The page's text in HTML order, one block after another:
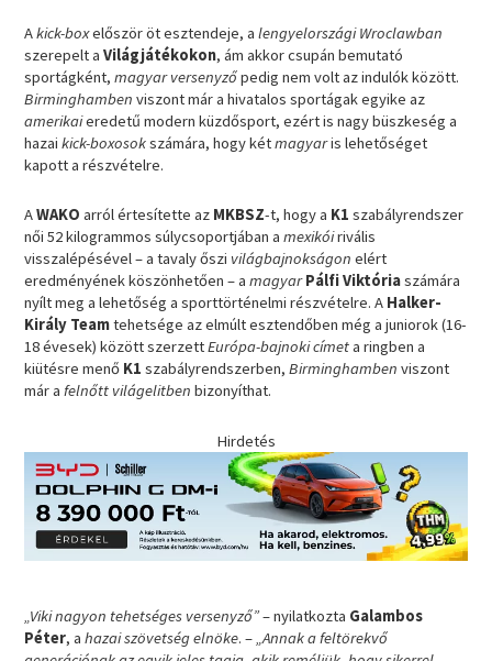
Akick-boxelőször öt esztendeje, alengyelországi Wroclawban
szerepelt aVilágjátékokon, ám akkor csupán bemutató
sportágként,magyar versenyzőpedig nem volt az indulók között.
Birminghambenviszont már a hivatalos sportágak egyike az
amerikaieredetű modern küzdősport, ezért is nagy büszkeség a
hazaikick-boxosokszámára, hogy kétmagyaris lehetőséget
kapott a részvételre.
AWAKOarról értesítette az MKBSZ-t, hogy a K1szabályrendszer
női 52 kilogrammos súlycsoportjában amexikóirivális
visszalépésével – a tavaly őszi világbajnokságonelért
eredményének köszönhetően – amagyarPálfi Viktóriaszámára
nyílt meg a lehetőség a sporttörténelmi részvételre. A Halker-
Király Teamtehetsége az elmúlt esztendőben még a juniorok (16-
18 évesek) között szerzettEurópa-bajnoki címeta ringben a
kiütésre menő K1szabályrendszerben,Birminghambenviszont
már afelnőtt világelitben bizonyíthat.
Hirdetés
„Viki nagyon tehetséges versenyző”– nyilatkozta Galambos
Péter, ahazai szövetség elnöke. – „Annak a feltörekvő